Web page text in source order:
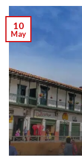
10
May